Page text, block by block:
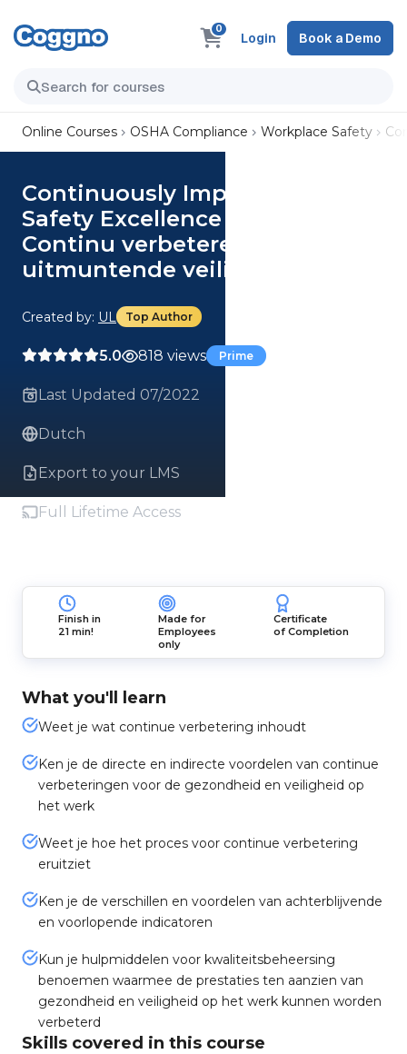
0
Login Book a Demo
Online Courses OSHA Compliance Workplace Safety
Continuously Improve for
Safety Excellence (Dutch)
Continu verbeteren voor
uitmuntende veiligheid Course
Created by: UL Top Author
5.0 818 views Prime
Last Updated 07/2022
Dutch
Export to your LMS
Full Lifetime Access
Finish in
21 min!
Made for
Employees
only
Certificate
of Completion
What you'll learn
Weet je wat continue verbetering inhoudt
Ken je de directe en indirecte voordelen van continue
verbeteringen voor de gezondheid en veiligheid op
het werk
Weet je hoe het proces voor continue verbetering
eruitziet
Ken je de verschillen en voordelen van achterblijvende
en voorlopende indicatoren
Kun je hulpmiddelen voor kwaliteitsbeheersing
benoemen waarmee de prestaties ten aanzien van
gezondheid en veiligheid op het werk kunnen worden
verbeterd
Skills covered in this course